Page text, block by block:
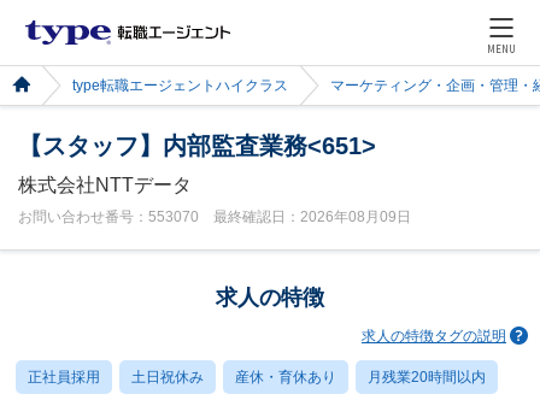
MENU
type転職エージェントハイクラス マーケティング・企画・管理・
【スタッフ】内部監査業務<651>
株式会社NTTデータ
お問い合わせ番号：553070 最終確認日：2026年08月09日
求人の特徴
求人の特徴タグの説明
正社員採用 土日祝休み 産休・育休あり 月残業20時間以内